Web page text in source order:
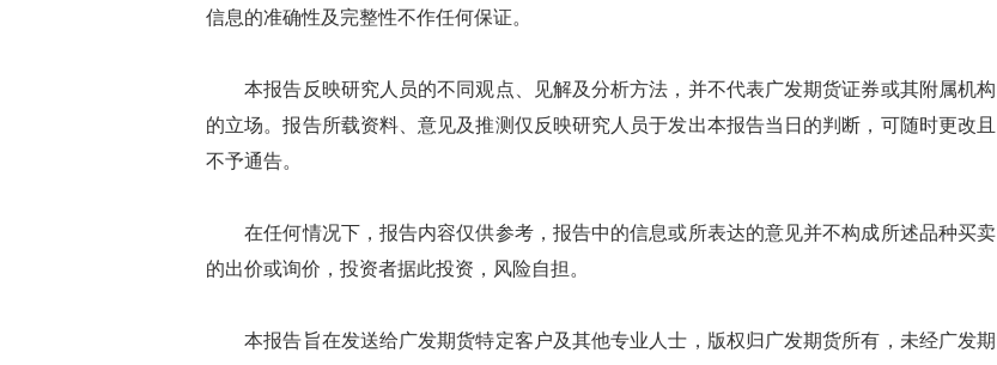
信息的准确性及完整性不作任何保证。
本报告反映研究人员的不同观点、见解及分析方法，并不代表广发期货证券或其附属机构
的立场。报告所载资料、意见及推测仅反映研究人员于发出本报告当日的判断，可随时更改且
不予通告。
在任何情况下，报告内容仅供参考，报告中的信息或所表达的意见并不构成所述品种买卖
的出价或询价，投资者据此投资，风险自担。
本报告旨在发送给广发期货特定客户及其他专业人士，版权归广发期货所有，未经广发期